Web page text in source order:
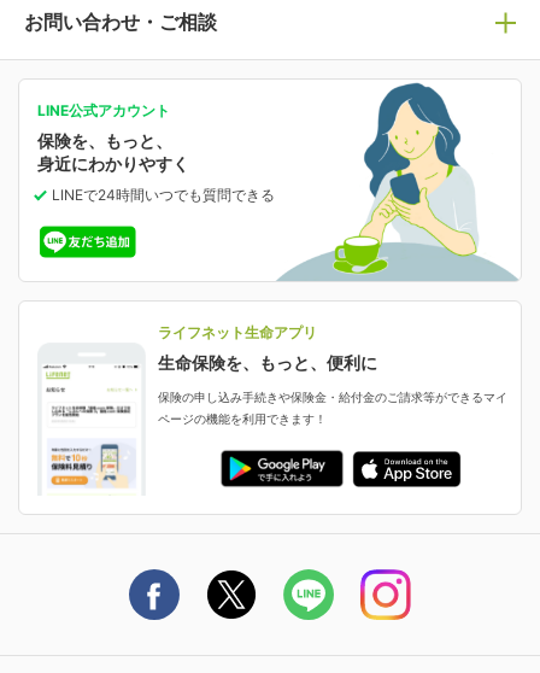
人生のステージに必要な保険がわかる！
保険ジャンバラヤ
あなたの人生と保険選びのためのWebメディア
選ばれる理由・評判
ライフネット生命の特長
ライフネット生命が選ばれる理由がわかる！
評判・口コミ
ご契約者さまに聞きました！
申し込みガイド
ご契約の流れと必要書類
保険料の支払い方法
病気や手術に備える
がん保険
がんに備える
女性保険
就業不能保険
就業不能状態に備える
認知症・MCIに備える
ご契約内容の確認
お客さま情報の確認・変更
保険料の支払い方法の変更
中断したお申し込みの再開
お申し込み後の状況確認
減額・解約・追加契約の申し込み など
ご契約者さま向け各種お手続き・サービス
保険金・給付金のご請求
生命保険料控除に関するご案内
ライフネット生命についてトップ
会社情報
業績・財務情報
保険金等の支払状況
採用情報
生命保険マニフェスト
ライフネット生命のCMページ
ライフネット生命公式note
お問い合わせ・ご相談
保険相談サービス
よくあるご質問
資料請求
LINE公式アカウント
保険を、もっと、
身近にわかりやすく
LINEで24時間いつでも質問できる
ライフネット生命アプリ
生命保険を、もっと、便利に
保険の申し込み手続きや保険金・給付金のご請求等ができるマイ
ページの機能を利用できます！